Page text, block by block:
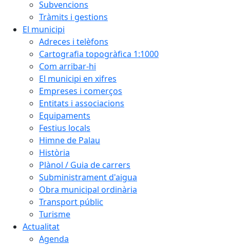
Subvencions
Tràmits i gestions
El municipi
Adreces i telèfons
Cartografia topogràfica 1:1000
Com arribar-hi
El municipi en xifres
Empreses i comerços
Entitats i associacions
Equipaments
Festius locals
Himne de Palau
Història
Plànol / Guia de carrers
Subministrament d'aigua
Obra municipal ordinària
Transport públic
Turisme
Actualitat
Agenda